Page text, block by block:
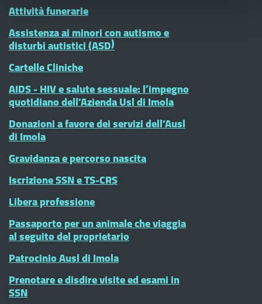
Attività funerarie
Assistenza ai minori con autismo e
disturbi autistici (ASD)
Cartelle Cliniche
AIDS - HIV e salute sessuale: l’impegno
quotidiano dell'Azienda Usl di Imola
Donazioni a favore dei servizi dell'Ausl
di Imola
Gravidanza e percorso nascita
Iscrizione SSN e TS-CRS
Libera professione
Passaporto per un animale che viaggia
al seguito del proprietario
Patrocinio Ausl di Imola
Prenotare e disdire visite ed esami in
SSN